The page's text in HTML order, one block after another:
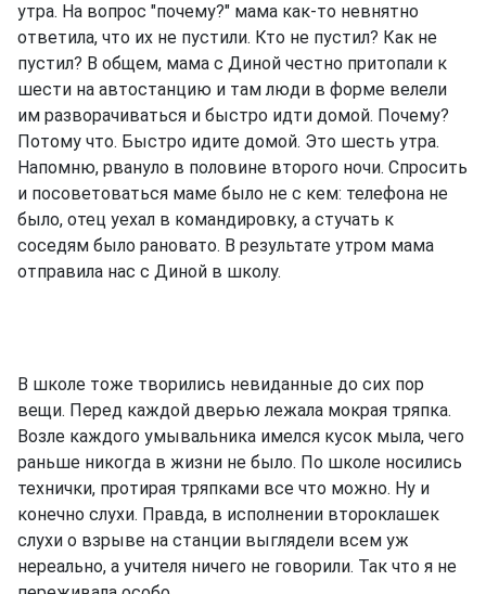
утра. На вопрос "почему?" мама как-то невнятно
ответила, что их не пустили. Кто не пустил? Как не
пустил? В общем, мама с Диной честно притопали к
шести на автостанцию и там люди в форме велели
им разворачиваться и быстро идти домой. Почему?
Потому что. Быстро идите домой. Это шесть утра.
Напомню, рвануло в половине второго ночи. Спросить
и посоветоваться маме было не с кем: телефона не
было, отец уехал в командировку, а стучать к
соседям было рановато. В результате утром мама
отправила нас с Диной в школу.
В школе тоже творились невиданные до сих пор
вещи. Перед каждой дверью лежала мокрая тряпка.
Возле каждого умывальника имелся кусок мыла, чего
раньше никогда в жизни не было. По школе носились
технички, протирая тряпками все что можно. Ну и
конечно слухи. Правда, в исполнении второклашек
слухи о взрыве на станции выглядели всем уж
нереально, а учителя ничего не говорили. Так что я не